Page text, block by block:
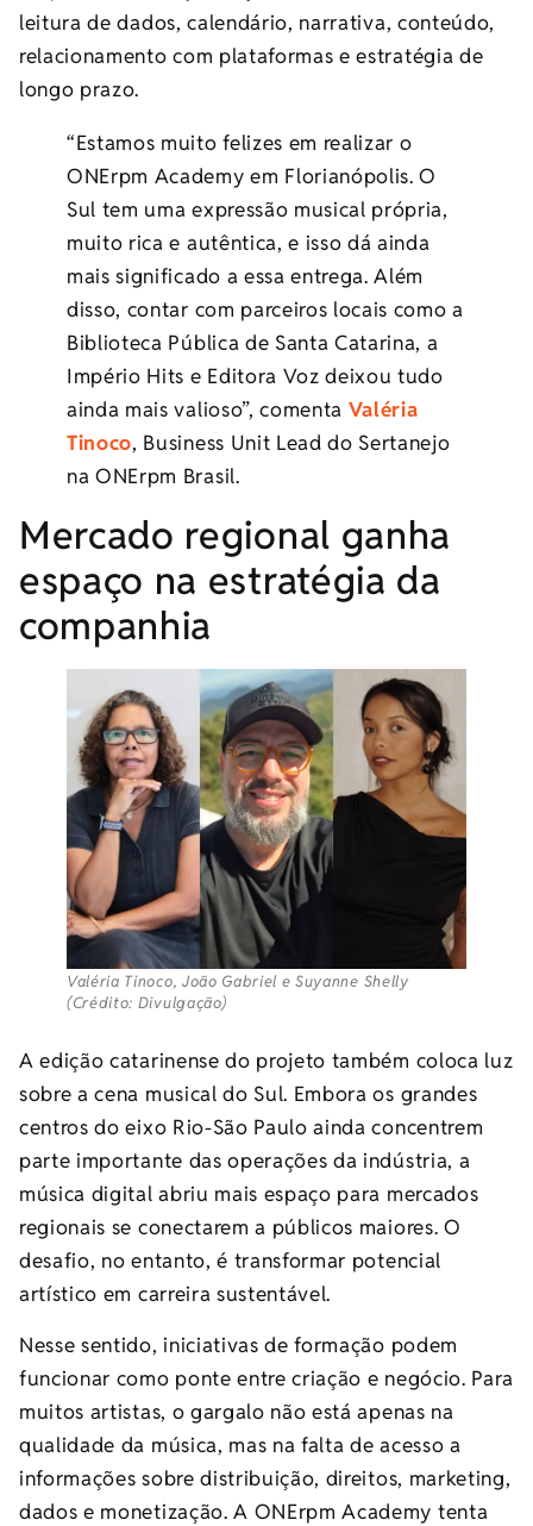
leitura de dados, calendário, narrativa, conteúdo,
relacionamento com plataformas e estratégia de
longo prazo.
“Estamos muito felizes em realizar o
ONErpm Academy em Florianópolis. O
Sul tem uma expressão musical própria,
muito rica e autêntica, e isso dá ainda
mais significado a essa entrega. Além
disso, contar com parceiros locais como a
Biblioteca Pública de Santa Catarina, a
Império Hits e Editora Voz deixou tudo
ainda mais valioso”, comenta Valéria
Tinoco, Business Unit Lead do Sertanejo
na ONErpm Brasil.
Mercado regional ganha
espaço na estratégia da
companhia
Valéria Tinoco, João Gabriel e Suyanne Shelly
(Crédito: Divulgação)
A edição catarinense do projeto também coloca luz
sobre a cena musical do Sul. Embora os grandes
centros do eixo Rio-São Paulo ainda concentrem
parte importante das operações da indústria, a
música digital abriu mais espaço para mercados
regionais se conectarem a públicos maiores. O
desafio, no entanto, é transformar potencial
artístico em carreira sustentável.
Nesse sentido, iniciativas de formação podem
funcionar como ponte entre criação e negócio. Para
muitos artistas, o gargalo não está apenas na
qualidade da música, mas na falta de acesso a
informações sobre distribuição, direitos, marketing,
dados e monetização. A ONErpm Academy tenta